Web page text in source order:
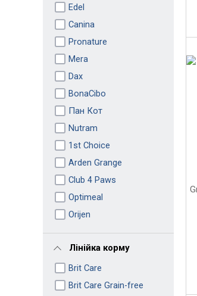
Edel
Canina
Pronature
Mera
Dax
BonaCibo
Пан Кот
Nutram
1st Choice
Arden Grange
Club 4 Paws
Optimeal
Orijen
Лінійка корму
Brit Care
Brit Care Grain-free